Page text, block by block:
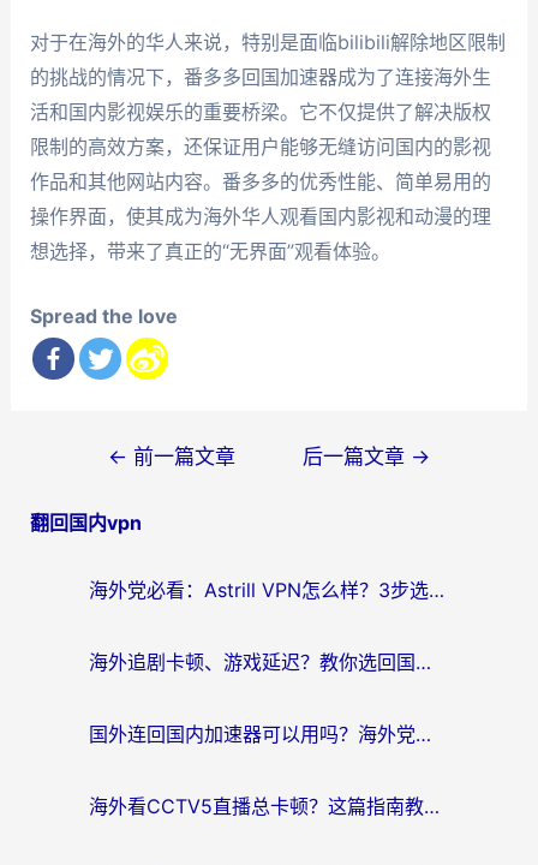
对于在海外的华人来说，特别是面临bilibili解除地区限制
的挑战的情况下，番多多回国加速器成为了连接海外生
活和国内影视娱乐的重要桥梁。它不仅提供了解决版权
限制的高效方案，还保证用户能够无缝访问国内的影视
作品和其他网站内容。番多多的优秀性能、简单易用的
操作界面，使其成为海外华人观看国内影视和动漫的理
想选择，带来了真正的“无界面”观看体验。
Spread the love
导
← 前一篇文章 后一篇文章 →
翻回国内vpn
海外党必看：Astrill VPN怎么样？3步选对回国加速器实现无缝刷剧玩游戏
海外追剧卡顿、游戏延迟？教你选回国加速器，附免费加速器试用一小时福利
国外连回国内加速器可以用吗？海外党亲测实用指南，解决追剧游戏卡顿难题
海外看CCTV5直播总卡顿？这篇指南教你选对回国加速器，无缝刷国内资源